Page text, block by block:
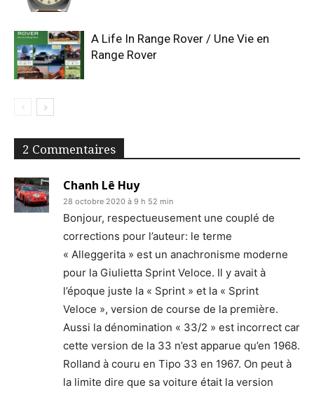
A Life In Range Rover / Une Vie en
Range Rover
2 Commentaires
Chanh Lê Huy
28 octobre 2020 à 9 h 52 min
Bonjour, respectueusement une couplé de
corrections pour l’auteur: le terme
« Alleggerita » est un anachronisme moderne
pour la Giulietta Sprint Veloce. Il y avait à
l’époque juste la « Sprint » et la « Sprint
Veloce », version de course de la première.
Aussi la dénomination « 33/2 » est incorrect car
cette version de la 33 n’est apparue qu’en 1968.
Rolland à couru en Tipo 33 en 1967. On peut à
la limite dire que sa voiture était la version